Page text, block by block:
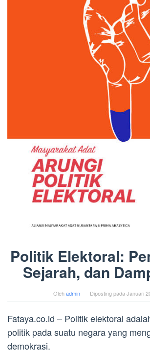
Politik Elektoral:
Sejarah, dan
Olehadmin Diposting padaJanuari
Fataya.co.id – Politik elektoral
politik pada suatu negara yang
demokrasi.